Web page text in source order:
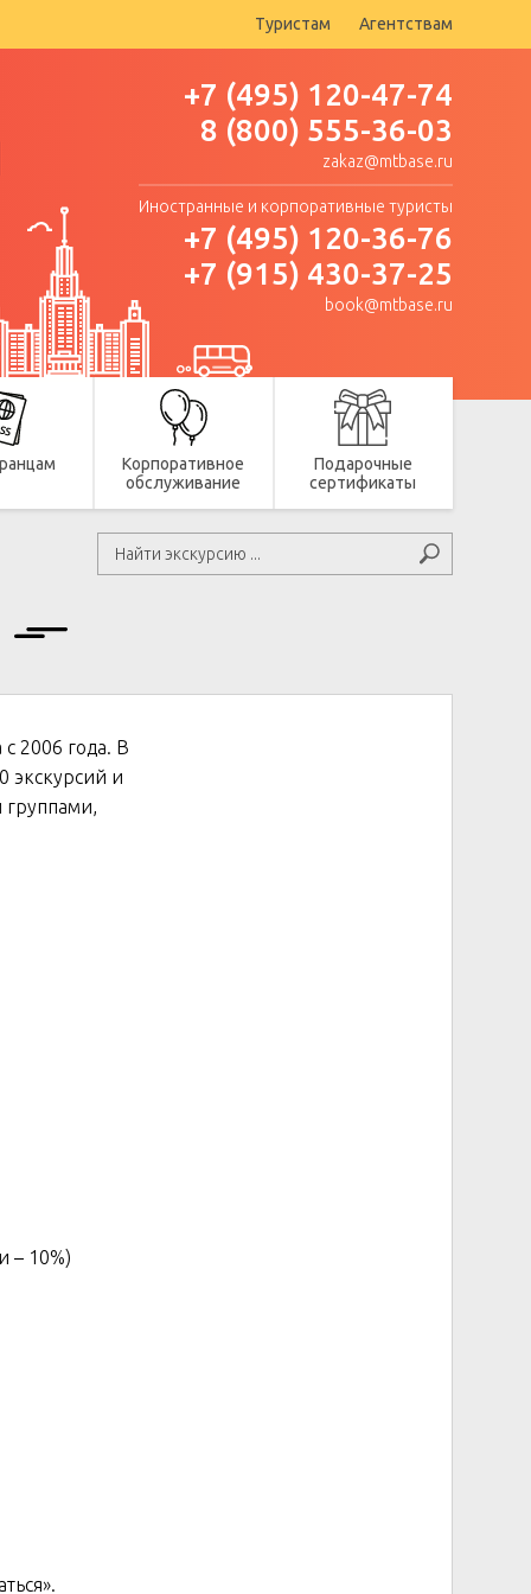
Туристам Агентствам
+7 (495) 120-47-74
8 (800) 555-36-03
zakaz@mtbase.ru
Иностранные и корпоративные туристы
+7 (495) 120-36-76
+7 (915) 430-37-25
book@mtbase.ru
Корпоративное
обслуживание
Подарочные
сертификаты
2006 года. В
экскурсий и
– 10%)